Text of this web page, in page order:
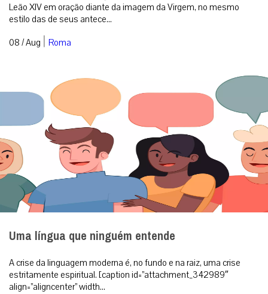
Leão XIV em oração diante da imagem da Virgem, no mesmo
estilo das de seus antece...
08 / Aug | Roma
Uma língua que ninguém entende
A crise da linguagem moderna é, no fundo e na raiz, uma crise
estritamente espiritual. [caption id=”attachment_342989″
align=”aligncenter” width...